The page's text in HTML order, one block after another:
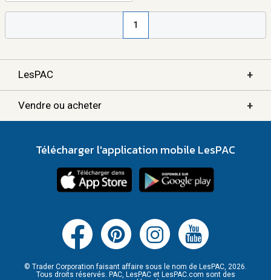
1
LesPAC +
Vendre ou acheter +
Télécharger l'application mobile LesPAC
© Trader Corporation faisant affaire sous le nom de LesPAC, 2026.
Tous droits réservés. PAC, LesPAC et LesPAC.com sont des